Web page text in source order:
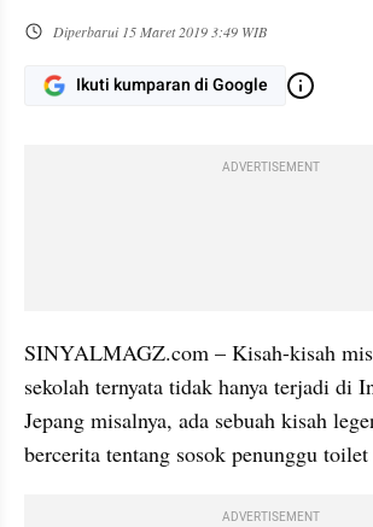
Diperbarui 15 Maret 2019 3:49 WIB
Ikuti kumparan di Google
ADVERTISEMENT
SINYALMAGZ.com – Kisah-kisah
sekolah ternyata tidak hanya terjadi di
Jepang misalnya, ada sebuah kisah
bercerita tentang sosok penunggu toilet
ADVERTISEMENT